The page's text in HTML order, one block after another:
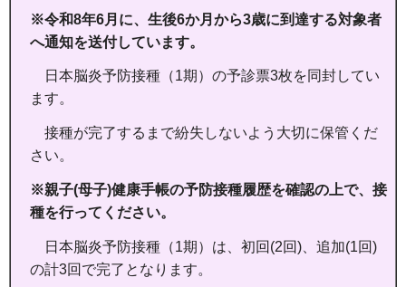
※令和8年6月に、生後6か月から3歳に到達する対象者
へ通知を送付しています。
日本脳炎予防接種（1期）の予診票3枚を同封してい
ます。
接種が完了するまで紛失しないよう大切に保管くだ
さい。
※親子(母子)健康手帳の予防接種履歴を確認の上で、接
種を行ってください。
日本脳炎予防接種（1期）は、初回(2回)、追加(1回)
の計3回で完了となります。